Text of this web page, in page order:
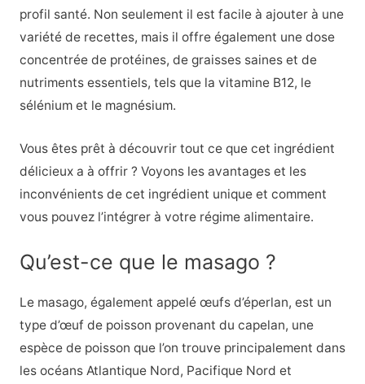
profil santé. Non seulement il est facile à ajouter à une
variété de recettes, mais il offre également une dose
concentrée de protéines, de graisses saines et de
nutriments essentiels, tels que la vitamine B12, le
sélénium et le magnésium.
Vous êtes prêt à découvrir tout ce que cet ingrédient
délicieux a à offrir ? Voyons les avantages et les
inconvénients de cet ingrédient unique et comment
vous pouvez l’intégrer à votre régime alimentaire.
Qu’est-ce que le masago ?
Le masago, également appelé œufs d’éperlan, est un
type d’œuf de poisson provenant du capelan, une
espèce de poisson que l’on trouve principalement dans
les océans Atlantique Nord, Pacifique Nord et